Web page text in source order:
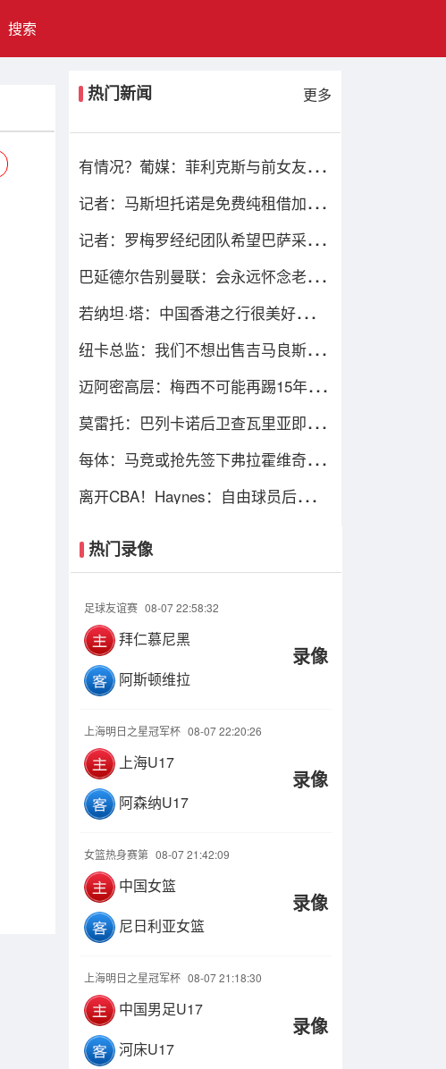
搜索
热门新闻 更多
有情况？葡媒：菲利克斯与前女友夜
记者：马斯坦托诺是免费纯租借加盟
记者：罗梅罗经纪团队希望巴萨采取
巴延德尔告别曼联：会永远怀念老特
若纳坦·塔：中国香港之行很美好，场
纽卡总监：我们不想出售吉马良斯但
迈阿密高层：梅西不可能再踢15年，
莫雷托：巴列卡诺后卫查瓦里亚即将
每体：马竞或抢先签下弗拉霍维奇，
离开CBA！Haynes：自由球员后卫阿
热门录像
足球友谊赛 08-07 22:58:32
拜仁慕尼黑
阿斯顿维拉
录像
上海明日之星冠军杯 08-07 22:20:26
上海U17
阿森纳U17
录像
女篮热身赛第 08-07 21:42:09
中国女篮
尼日利亚女篮
录像
上海明日之星冠军杯 08-07 21:18:30
中国男足U17
河床U17
录像